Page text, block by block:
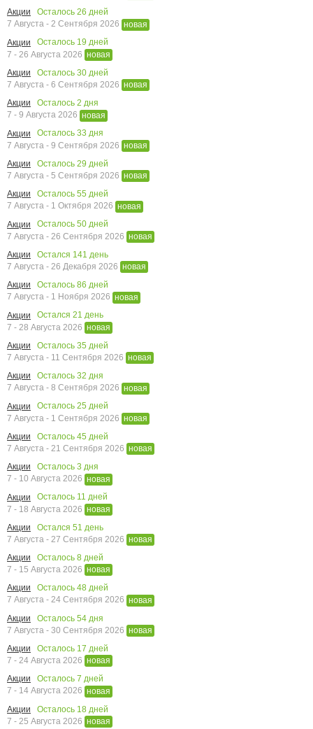
Акции
Осталось 26 дней
7 Августа - 2 Сентября 2026 новая
Акции
Осталось 19 дней
7 - 26 Августа 2026 новая
Акции
Осталось 30 дней
7 Августа - 6 Сентября 2026 новая
Акции
Осталось 2 дня
7 - 9 Августа 2026 новая
Акции
Осталось 33 дня
7 Августа - 9 Сентября 2026 новая
Акции
Осталось 29 дней
7 Августа - 5 Сентября 2026 новая
Акции
Осталось 55 дней
7 Августа - 1 Октября 2026 новая
Акции
Осталось 50 дней
7 Августа - 26 Сентября 2026 новая
Акции
Остался 141 день
7 Августа - 26 Декабря 2026 новая
Акции
Осталось 86 дней
7 Августа - 1 Ноября 2026 новая
Акции
Остался 21 день
7 - 28 Августа 2026 новая
Акции
Осталось 35 дней
7 Августа - 11 Сентября 2026 новая
Акции
Осталось 32 дня
7 Августа - 8 Сентября 2026 новая
Акции
Осталось 25 дней
7 Августа - 1 Сентября 2026 новая
Акции
Осталось 45 дней
7 Августа - 21 Сентября 2026 новая
Акции
Осталось 3 дня
7 - 10 Августа 2026 новая
Акции
Осталось 11 дней
7 - 18 Августа 2026 новая
Акции
Остался 51 день
7 Августа - 27 Сентября 2026 новая
Акции
Осталось 8 дней
7 - 15 Августа 2026 новая
Акции
Осталось 48 дней
7 Августа - 24 Сентября 2026 новая
Акции
Осталось 54 дня
7 Августа - 30 Сентября 2026 новая
Акции
Осталось 17 дней
7 - 24 Августа 2026 новая
Акции
Осталось 7 дней
7 - 14 Августа 2026 новая
Акции
Осталось 18 дней
7 - 25 Августа 2026 новая